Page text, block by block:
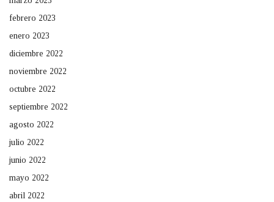
febrero 2023
enero 2023
diciembre 2022
noviembre 2022
octubre 2022
septiembre 2022
agosto 2022
julio 2022
junio 2022
mayo 2022
abril 2022